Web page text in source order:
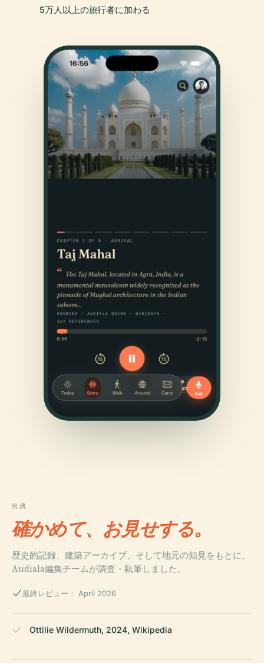
5万人以上の旅行者に加わる
出典
確かめて、お見せする。
歴史的記録、建築アーカイブ、そして地元の知見をもとに、
Audiala編集チームが調査・執筆しました。
最終レビュー： April 2026
Ottilie Wildermuth, 2024, Wikipedia